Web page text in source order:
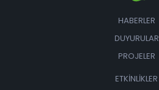
HABERLER
DUYURULAR
PROJELER
ETKINLIKLER